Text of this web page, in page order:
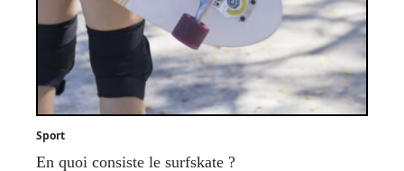
Sport
En quoi consiste le surfskate ?